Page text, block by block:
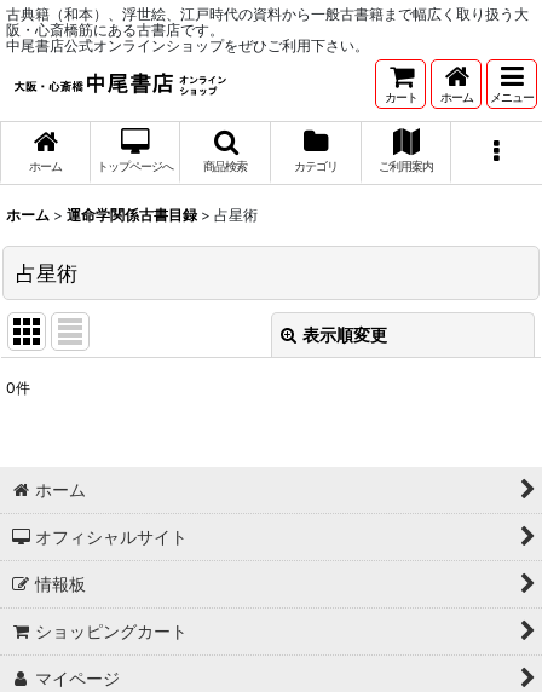
古典籍（和本）、浮世絵、江戸時代の資料から一般古書籍まで幅広く取り扱う大
阪・心斎橋筋にある古書店です。
中尾書店公式オンラインショップをぜひご利用下さい。
カート ホーム メニュー
ホーム トップページへ 商品検索 カテゴリ ご利用案内
ホーム > 運命学関係古書目録 > 占星術
占星術
表示順変更
0件
ホーム
オフィシャルサイト
情報板
ショッピングカート
マイページ